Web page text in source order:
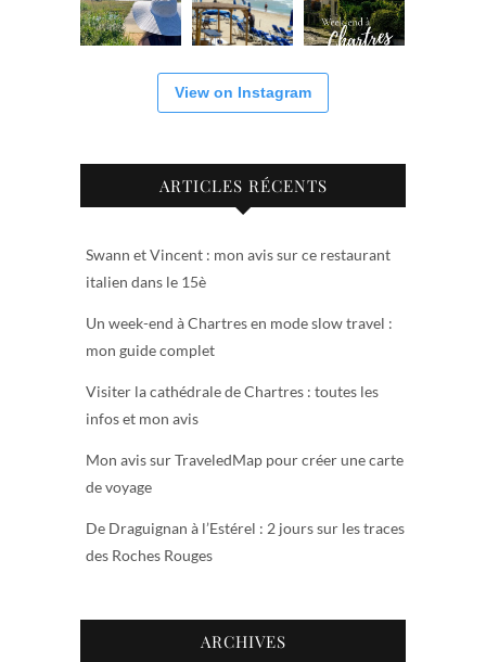
View on Instagram
ARTICLES RÉCENTS
Swann et Vincent : mon avis sur ce restaurant
italien dans le 15è
Un week-end à Chartres en mode slow travel :
mon guide complet
Visiter la cathédrale de Chartres : toutes les
infos et mon avis
Mon avis sur TraveledMap pour créer une carte
de voyage
De Draguignan à l’Estérel : 2 jours sur les traces
des Roches Rouges
ARCHIVES